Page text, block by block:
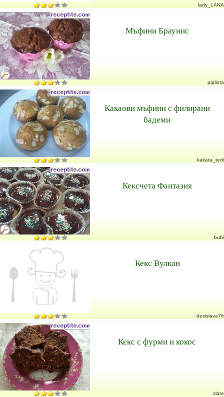
lady_LANA
Мъфини Браунис
pipilota
Какаови мъфини с филирани
бадеми
kakata_tedi
Кексчета Фантазия
bubi
Кекс Вулкан
desislava76
Кекс с фурми и кокос
zlare